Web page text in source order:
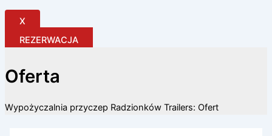
X
REZERWACJA
Oferta
Wypożyczalnia przyczep Radzionków Trailers: Ofert